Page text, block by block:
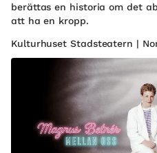
berättas en historia om det
att ha en kropp.
Kulturhuset Stadsteatern |